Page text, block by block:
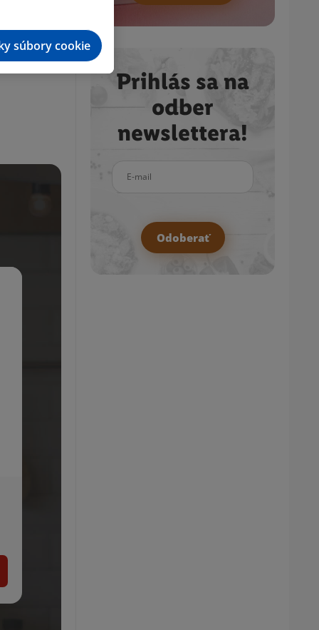
Prihlás sa na
odber
newslettera!
Odoberať
súbory cookie